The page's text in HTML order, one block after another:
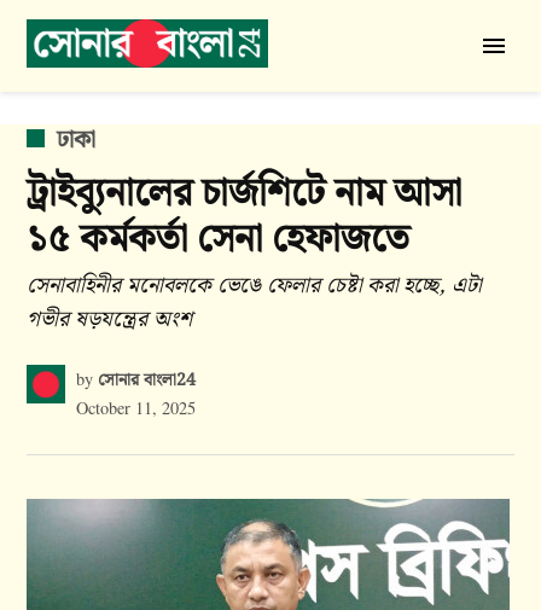
Skip
বাংলা
24
POSTED
IN
ঢাকা
ট্রাইব্যুনালের চার্জশিটে নাম আসা
১৫ কর্মকর্তা সেনা হেফাজতে
সেনাবাহিনীর মনোবলকে ভেঙে ফেলার চেষ্টা করা হচ্ছে, এটা
গভীর ষড়যন্ত্রের অংশ
by সোনার বাংলা24
October 11, 2025